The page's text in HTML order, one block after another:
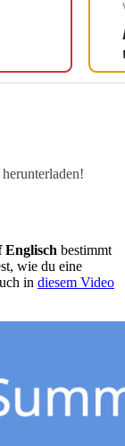
herunterladen!
Englisch bestimmt
wie du eine
in diesem Video